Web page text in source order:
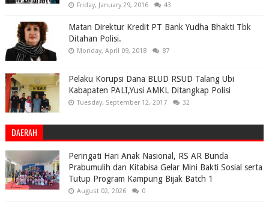
Friday, January 29, 2016 43
Matan Direktur Kredit PT Bank Yudha Bhakti Tbk
Ditahan Polisi.
Monday, April 09, 2018 87
Pelaku Korupsi Dana BLUD RSUD Talang Ubi
Kabapaten PALI,Yusi AMKL Ditangkap Polisi
Tuesday, September 12, 2017 32
DAERAH
Peringati Hari Anak Nasional, RS AR Bunda
Prabumulih dan Kitabisa Gelar Mini Bakti Sosial serta
Tutup Program Kampung Bijak Batch 1
August 02, 2026 0